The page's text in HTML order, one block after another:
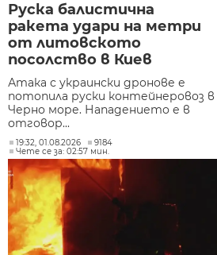
Руска балистична
ракета удари на метри
от литовското
посолство в Киев
Атака с украински дронове е
потопила руски контейнеровоз в
Черно море. Нападението е в
отговор...
19:32, 01.08.2026
9184
Чете се за: 02:57 мин.